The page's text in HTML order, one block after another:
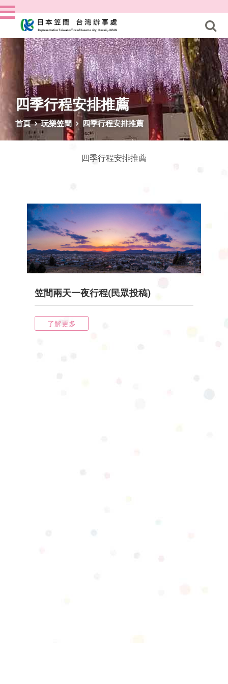
四季行程安排推薦
首頁 玩樂笠間 四季行程安排推薦
四季行程安排推薦
笠間兩天一夜行程(民眾投稿)
了解更多